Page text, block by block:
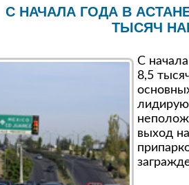
С НАЧАЛА ГОДА В
ТЫСЯЧ
С
8,5
выход